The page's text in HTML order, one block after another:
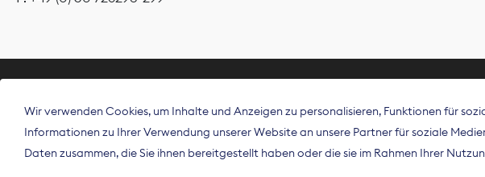
Der Bundesverband
Spitzenorganisation die
Deutschland und auf EU-Ebene.
Wir verwenden Cookies, um Inhalte und Anzeigen zu personalisieren, Funktionen für
Informationen zu Ihrer Verwendung unserer Website an unsere Partner für soziale
Daten zusammen, die Sie ihnen bereitgestellt haben oder die sie im Rahmen Ihrer